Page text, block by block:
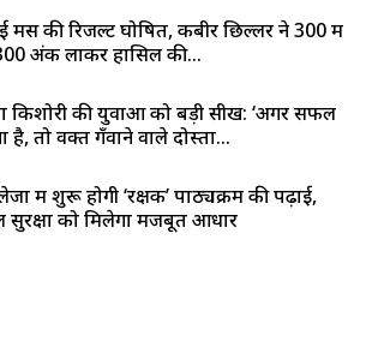
मेंस की रिजल्ट घोषित, कबीर छिल्लर ने 300 में
अंक लाकर हासिल की...
किशोरी की युवाओं को बड़ी सीख: ‘अगर सफल
है, तो वक्त गँवाने वाले दोस्तों...
में शुरू होगी ‘रक्षक’ पाठ्यक्रम की पढ़ाई,
सुरक्षा को मिलेगा मजबूत आधार